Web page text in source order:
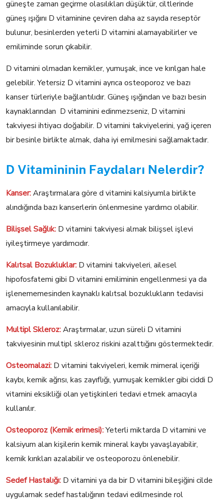
güneşte zaman geçirme olasılıkları düşüktür, ciltlerinde
güneş ışığını D vitaminine çeviren daha az sayıda reseptör
bulunur, besinlerden yeterli D vitamini alamayabilirler ve
emiliminde sorun çıkabilir.
D vitamini olmadan kemikler, yumuşak, ince ve kırılgan hale
gelebilir. Yetersiz D vitamini ayrıca osteoporoz ve bazı
kanser türleriyle bağlantılıdır. Güneş ışığından ve bazı besin
kaynaklarından D vitaminini edinmezseniz, D vitamini
takviyesi ihtiyacı doğabilir. D vitamini takviyelerini, yağ içeren
bir besinle birlikte almak, daha iyi emilmesini sağlamaktadır.
D Vitamininin Faydaları Nelerdir?
Kanser:Araştırmalara göre d vitamini kalsiyumla birlikte
alındığında bazı kanserlerin önlenmesine yardımcı olabilir.
Bilişsel Sağlık: D vitamini takviyesi almak bilişsel işlevi
iyileştirmeye yardımcıdır.
Kalıtsal Bozukluklar: D vitamini takviyeleri, ailesel
hipofosfatemi gibi D vitamini emiliminin engellenmesi ya da
işlenememesinden kaynaklı kalıtsal bozuklukların tedavisi
amacıyla kullanılabilir.
Multipl Skleroz:Araştırmalar, uzun süreli D vitamini
takviyesinin multipl skleroz riskini azalttığını göstermektedir.
Osteomalazi: D vitamini takviyeleri, kemik mimeral içeriği
kaybı, kemik ağrısı, kas zayıflığı, yumuşak kemikler gibi ciddi D
vitamini eksikliği olan yetişkinleri tedavi etmek amacıyla
kullanılır.
Osteoporoz (Kemik erimesi):Yeterli miktarda D vitamini ve
kalsiyum alan kişilerin kemik mineral kaybı yavaşlayabilir,
kemik kırıkları azalabilir ve osteoporozu önlenebilir.
Sedef Hastalığı: D vitamini ya da bir D vitamini bileşiğini cilde
uygulamak sedef hastalığının tedavi edilmesinde rol